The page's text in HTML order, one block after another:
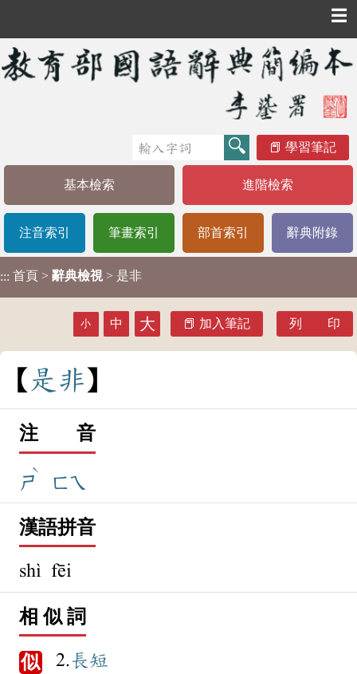
☰
學習筆記
基本檢索 進階檢索
注音索引 筆畫索引 部首索引 辭典附錄
::: 首頁 > 辭典檢視 > 是非
小 中 大 加入筆記 列 印
是 非
注 音
ㄕ
ˋ
ㄈㄟ
漢語拼音
shì fēi
相 似 詞
似 2.長短